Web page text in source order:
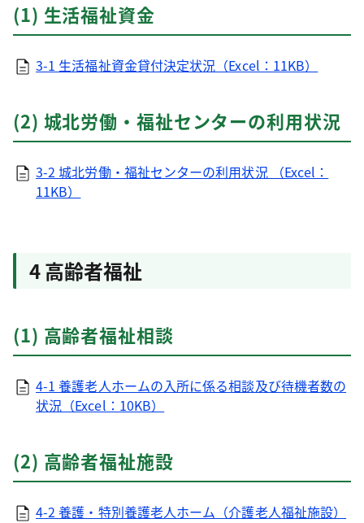
(1) 生活福祉資金
3-1 生活福祉資金貸付決定状況（Excel：11KB）
(2) 城北労働・福祉センターの利用状況
3-2 城北労働・福祉センターの利用状況 （Excel：
11KB）
4 高齢者福祉
(1) 高齢者福祉相談
4-1 養護老人ホームの入所に係る相談及び待機者数の
状況（Excel：10KB）
(2) 高齢者福祉施設
4-2 養護・特別養護老人ホーム（介護老人福祉施設）